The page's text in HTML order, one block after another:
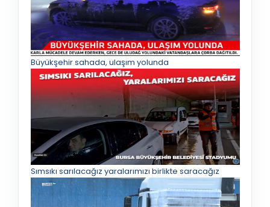
Büyükşehir sahada, ulaşım yolunda
Sımsıkı sarılacağız yaralarımızı birlikte saracağız